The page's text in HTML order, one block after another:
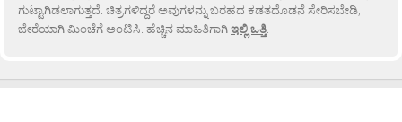
ಗುಟ್ಟಾಗಿಡಲಾಗುತ್ತದೆ. ಚಿತ್ರಗಳಿದ್ದರೆ ಅವುಗಳನ್ನು ಬರಹದ ಕಡತದೊಡನೆ ಸೇರಿಸಬೇಡಿ,
ಬೇರೆಯಾಗಿ ಮಿಂಚೆಗೆ ಅಂಟಿಸಿ. ಹೆಚ್ಚಿನ ಮಾಹಿತಿಗಾಗಿಇಲ್ಲಿ ಒತ್ತಿ.